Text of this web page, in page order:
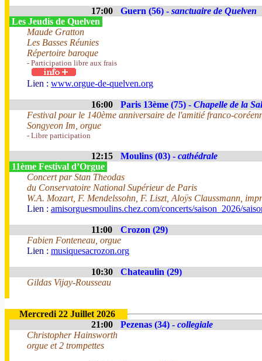
17:00 Guern (56) - sanctuaire de Quelven
Les Jeudis de Quelven
Maude Gratton
Les Basses Réunies
Répertoire baroque
- Participation libre aux frais
Lien : www.orgue-de-quelven.org
16:00 Paris 13ème (75) - Chapelle de la
Festival pour le 140ème anniversaire de l'amitié franco-
Songyeon Im, orgue
- Libre participation
12:15 Moulins (03) - cathédrale
11ème Festival d’Orgue
Concert par Stan Theodas
du Conservatoire National Supérieur de Paris
W.A. Mozart, F. Mendelssohn, F. Liszt, Aloÿs Claussmann,
Lien : amisorguesmoulins.chez.com/concerts/saison_2026/
11:00
Crozon (29)
Fabien Fonteneau, orgue
Lien : musiquesacrozon.org
10:30
Chateaulin (29)
Gildas Vijay-Rousseau
Mercredi 22 Juillet 2026
21:00
Pezenas (34) - collegiale
Christopher Hainsworth
orgue et 2 trompettes